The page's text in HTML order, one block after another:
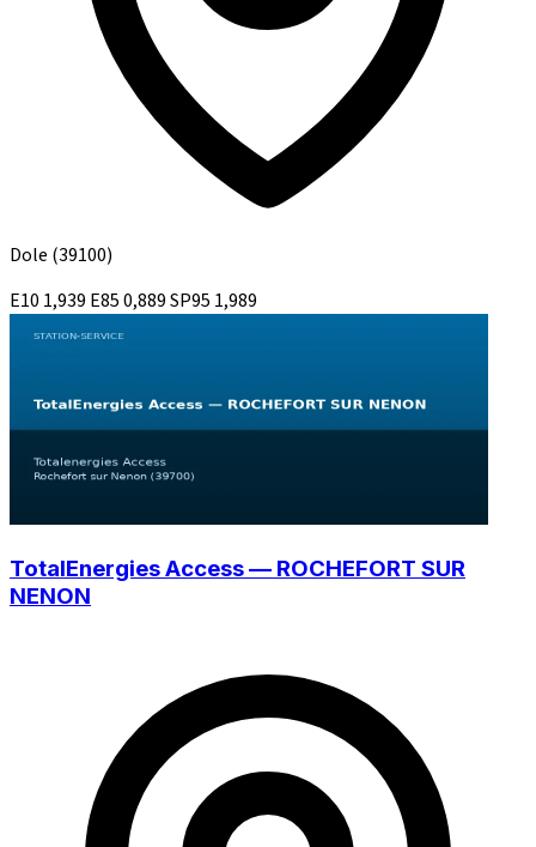
Dole (39100)
E10 1,939 E850,889SP95 1,989
TotalEnergies Access — ROCHEFORT SUR
NENON